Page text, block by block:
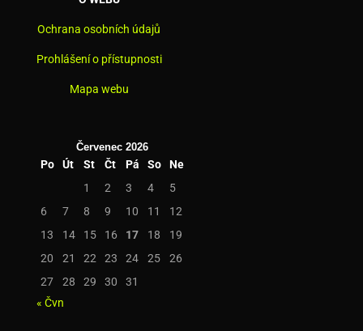
Ochrana osobních údajů
Prohlášení o přístupnosti
Mapa webu
Červenec 2026
Po Út St Čt Pá So
Ne
1
2 3 4
5
6
7 8 9 10 11
12
13
14 15 16 17 18
19
20
21 22 23 24 25
26
27
28 29 30
31
« Čvn